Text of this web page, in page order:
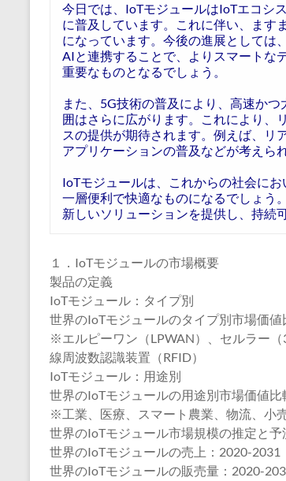
今日では、IoTモジュールはIoTエコシ
に普及しています。これに伴い、ます
になっています。今後の進展としては
AIと連携することで、よりスマートな
重要なものとなるでしょう。
また、5G技術の普及により、高速か
囲はさらに広がります。これにより、
スの提供が期待されます。例えば、リ
アプリケーションの普及などが考えられ
IoTモジュールは、これからの社会に
一層便利で快適なものになるでしょう
新しいソリューションを提供し、持続
１．IoTモジュールの市場概要
製品の定義
IoTモジュール：タイプ別
世界のIoTモジュールのタイプ別市場価値
※エルピーワン（LPWAN）、セルラー
線周波数認識装置（RFID）
IoTモジュール：用途別
世界のIoTモジュールの用途別市場価値比
※工業、医療、スマート農業、物流、小
世界のIoTモジュール市場規模の推定と予
世界のIoTモジュールの売上：2020-2031
世界のIoTモジュールの販売量：2020-